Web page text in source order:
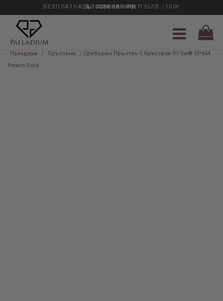
33 ГОДИНИ ОПИТ
БЕЗПЛАТНА ДОСТАВКА НАД 195ЛВ./100€
0889 888 484
Паладиум / Пръстени
/ Сребърен Пръстен С Кристали От Sw® SP654
Peach Gold